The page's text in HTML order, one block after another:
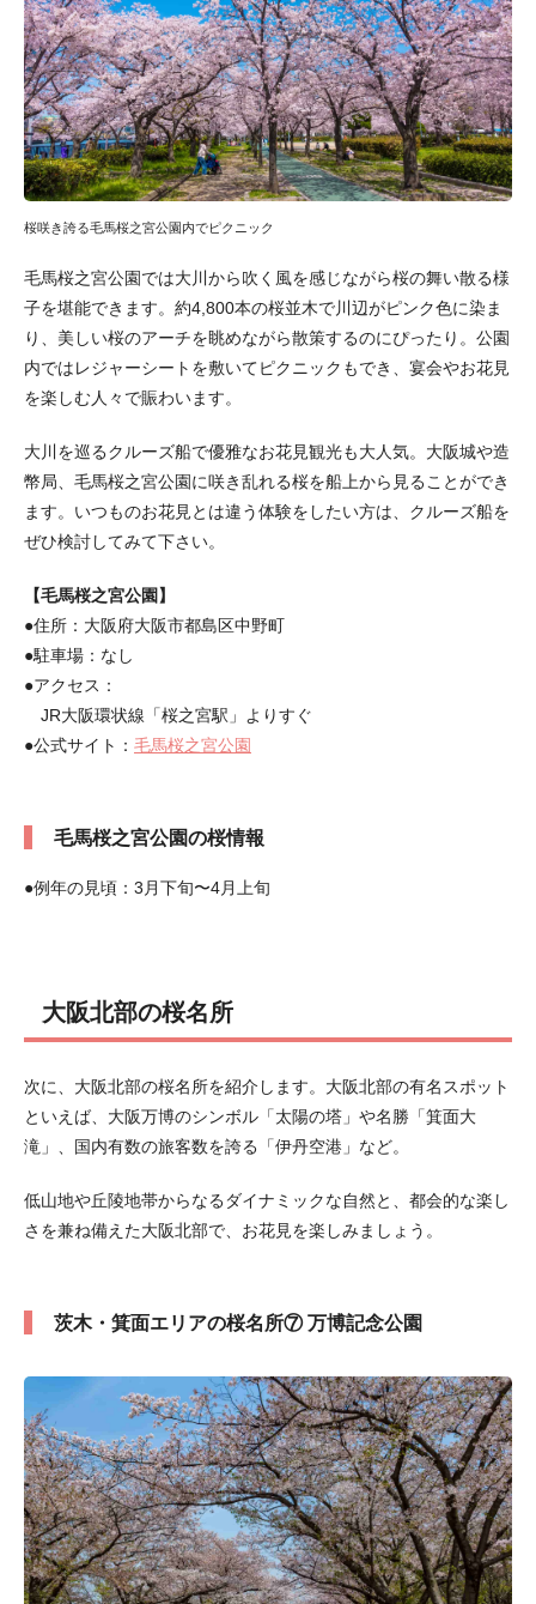
桜咲き誇る毛馬桜之宮公園内でピクニック
毛馬桜之宮公園では大川から吹く風を感じながら桜の舞い散る様
子を堪能できます。約4,800本の桜並木で川辺がピンク色に染ま
り、美しい桜のアーチを眺めながら散策するのにぴったり。公園
内ではレジャーシートを敷いてピクニックもでき、宴会やお花見
を楽しむ人々で賑わいます。
大川を巡るクルーズ船で優雅なお花見観光も大人気。大阪城や造
幣局、毛馬桜之宮公園に咲き乱れる桜を船上から見ることができ
ます。いつものお花見とは違う体験をしたい方は、クルーズ船を
ぜひ検討してみて下さい。
【毛馬桜之宮公園】
●住所：大阪府大阪市都島区中野町
●駐車場：なし
●アクセス：
JR大阪環状線「桜之宮駅」よりすぐ
●公式サイト： 毛馬桜之宮公園
毛馬桜之宮公園の桜情報
●例年の見頃：3月下旬〜4月上旬
大阪北部の桜名所
次に、大阪北部の桜名所を紹介します。大阪北部の有名スポット
といえば、大阪万博のシンボル「太陽の塔」や名勝「箕面大
滝」、国内有数の旅客数を誇る「伊丹空港」など。
低山地や丘陵地帯からなるダイナミックな自然と、都会的な楽し
さを兼ね備えた大阪北部で、お花見を楽しみましょう。
茨木・箕面エリアの桜名所⑦ 万博記念公園